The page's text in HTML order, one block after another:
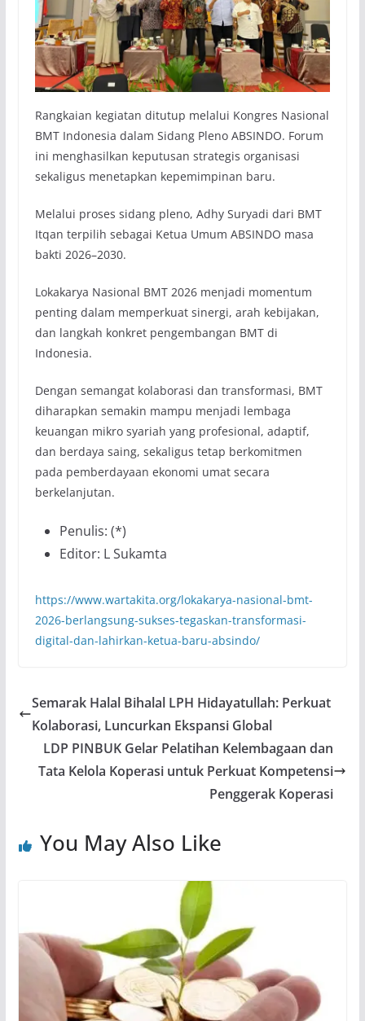
Rangkaian kegiatan ditutup melalui Kongres Nasional
BMT Indonesia dalam Sidang Pleno ABSINDO. Forum
ini menghasilkan keputusan strategis organisasi
sekaligus menetapkan kepemimpinan baru.
Melalui proses sidang pleno, Adhy Suryadi dari BMT
Itqan terpilih sebagai Ketua Umum ABSINDO masa
bakti 2026–2030.
Lokakarya Nasional BMT 2026 menjadi momentum
penting dalam memperkuat sinergi, arah kebijakan,
dan langkah konkret pengembangan BMT di
Indonesia.
Dengan semangat kolaborasi dan transformasi, BMT
diharapkan semakin mampu menjadi lembaga
keuangan mikro syariah yang profesional, adaptif,
dan berdaya saing, sekaligus tetap berkomitmen
pada pemberdayaan ekonomi umat secara
berkelanjutan.
Penulis: (*)
Editor: L Sukamta
https://www.wartakita.org/lokakarya-nasional-bmt-
2026-berlangsung-sukses-tegaskan-transformasi-
digital-dan-lahirkan-ketua-baru-absindo/
Semarak Halal Bihalal LPH Hidayatullah: Perkuat
Kolaborasi, Luncurkan Ekspansi Global
LDP PINBUK Gelar Pelatihan Kelembagaan dan
Tata Kelola Koperasi untuk Perkuat Kompetensi
Penggerak Koperasi
You May Also Like